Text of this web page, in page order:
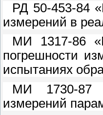
РД 50-453-84
измерений в
МИ 1317-86
погрешности
испытаниях
МИ 1730-87
измерений